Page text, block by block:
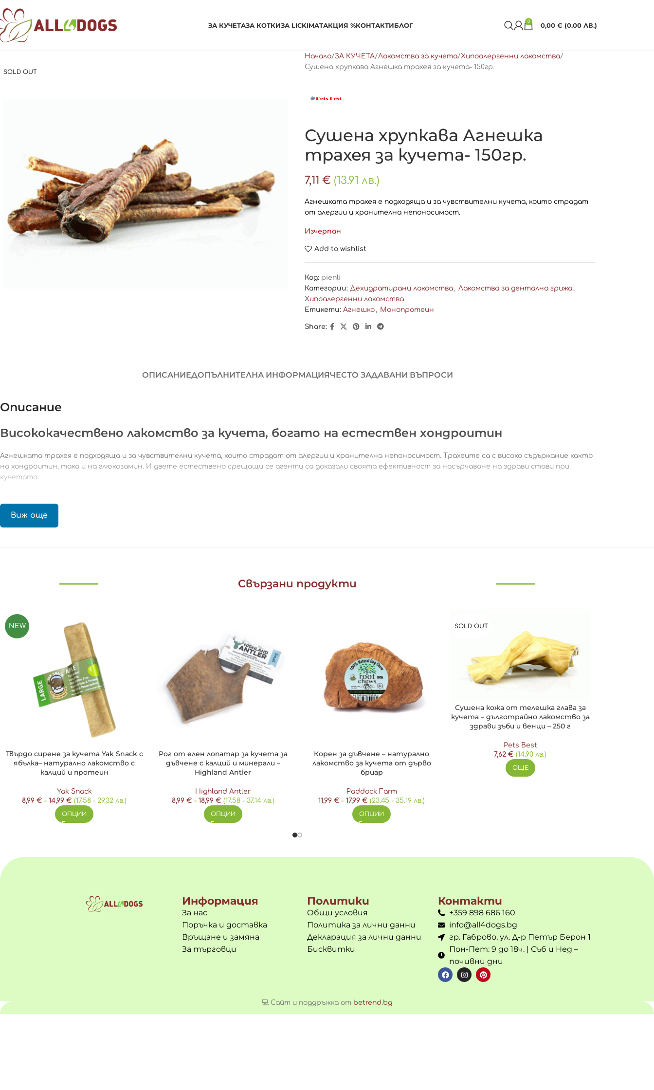
ЗА КУЧЕТАЗА КОТКИЗА LICKIMATАКЦИЯ %КОНТАКТИБЛОГ 0 0,00 € (0.00 ЛВ.)
SOLD OUT
Начало ЗА КУЧЕТА Лакомства за кучета Хипоалергенни лакомства
Сушена хрупкава Агнешка трахея за кучета- 150гр.
Сушена хрупкава Агнешка
трахея за кучета- 150гр.
7,11 € (13.91 лв.)
Агнешката трахея е подходяща и за чувствителни кучета, които страдат
от алергии и хранителна непоносимост.
Изчерпан
Add to wishlist
Код: pienli
Категории: Дехидратирани лакомства, Лакомства за дентална грижа,
Хипоалергенни лакомства
Етикети: Агнешко, Монопротеин
Share:
ОПИСАНИЕДОПЪЛНИТЕЛНА ИНФОРМАЦИЯЧЕСТО ЗАДАВАНИ ВЪПРОСИ
Описание
Висококачествено лакомство за кучета, богато на естествен хондроитин
Агнешката трахея е подходяща и за чувствителни кучета, които страдат от алергии и хранителна непоносимост. Трахеите са с високо съдържание както
на хондроитин, така и на глюкозамин. И двете естествено срещащи се агенти са доказали своята ефективност за насърчаване на здрави стави при
кучетата.
оцветители и консерванти.
Тези хрупкави лакомства за кучета също са чудесен начин да забавлявате кучето, докато почиства зъбите си и укрепва челюстните му мускули.
Нашите Агнешки трахеи са с дължина приблизително 21 см.
суров протеин 73,4%, сурова мазнина 15,5%, сурова пепел 3,5%
Виж още
Свързани продукти
NEW
Твърдо сирене за кучета Yak Snack с
ябълка– натурално лакомство с
калций и протеин
Yak Snack
8,99€ – 14,99€ (17.58 - 29.32 лв.)
ОПЦИИ
Рог от елен лопатар за кучета за
дъвчене с калций и минерали –
Highland Antler
Highland Antler
8,99 € – 18,99 € (17.58 - 37.14 лв.)
ОПЦИИ
Корен за дъвчене – натурално
лакомство за кучета от дърво
бриар
Paddock Farm
11,99€ – 17,99€ (23.45 - 35.19 лв.)
ОПЦИИ
SOLD OUT
Сушена кожа от телешка глава за
кучета – дълготрайно лакомство за
здрави зъби и венци – 250 г
Pets Best
7,62€ (14.90 лв.)
ОЩЕ
Информация
За нас
Поръчка и доставка
Връщане и замяна
За търговци
Политики
Общи условия
Политика за лични данни
Декларация за лични данни
Бисквитки
Контакти
+359 898 686 160
info@all4dogs.bg
гр. Габрово, ул. Д-р Петър Берон 1
Пон-Пет: 9 до 18ч. | Съб и Нед –
почивни дни
💻 Сайт и поддръжка от betrend.bg